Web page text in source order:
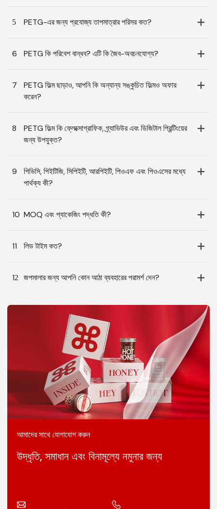
5 PETG-এর জন্য প্রযোজ্য তাপমাত্রার পরিসর কত?
6 PETG কি পরিবেশ বান্ধব? এটি কি জৈব-অবচনযোগ্য?
7
PETG ফিল্ম ছাড়াও, আপনি কি অন্যান্য সঙ্কুচিত ফিল্মও অফার
করেন?
8
PETG ফিল্ম কি ফ্লেক্সোগ্রাফিক, গ্র্যাভিউর এবং ডিজিটাল প্রিন্টিংয়ের
জন্য উপযুক্ত?
9
পিভিসি, পিইটিজি, সিপিইটি, আরপিইটি, পিওএফ এবং পিওএসের মধ্যে
পার্থক্য কী?
10 MOQ এবং প্যাকেজিং পদ্ধতি কী?
11 লিড টাইম কত?
12 জপমালার জন্য আপনি কোন আঠা ব্যবহারের পরামর্শ দেন?
আমাদের সাথে যোগাযোগ করুন
উদ্ধৃতি, সমাধান এবং বিনামূল্যে নমুনার জন্য